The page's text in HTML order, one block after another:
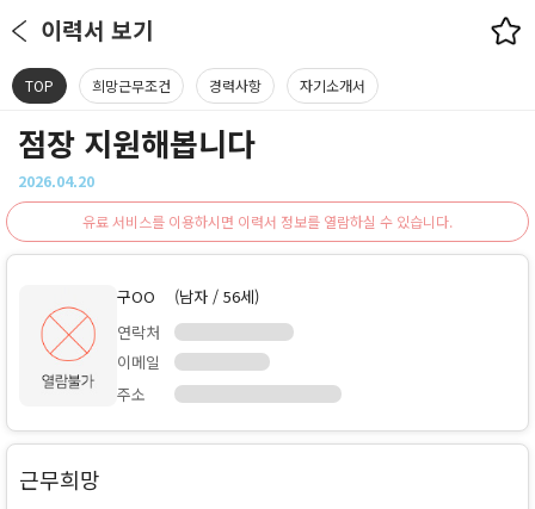
이력서 보기
TOP 희망근무조건 경력사항 자기소개서
점장 지원해봅니다
2026.04.20
유료 서비스를 이용하시면 이력서 정보를 열람하실 수 있습니다.
구OO
(남자 / 56세)
연락처
이메일
주소
근무희망